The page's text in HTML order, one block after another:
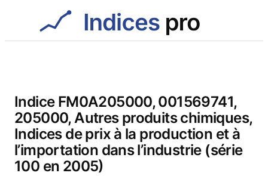
Indice FM0A205000, 001569741,
205000, Autres produits chimiques,
Indices de prix à la production et à
l’importation dans l’industrie (série
100 en 2005)